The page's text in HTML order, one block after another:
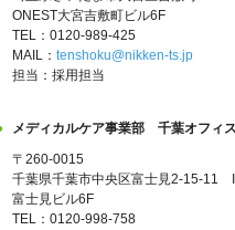
ONEST大宮吉敷町ビル6F
TEL：0120-989-425
MAIL： tenshoku@nikken-ts.jp
担当：採用担当
メディカルケア事業部 千葉オフィス
〒260-0015
千葉県千葉市中央区富士見2-15-11
富士見ビル6F
TEL：0120-998-758